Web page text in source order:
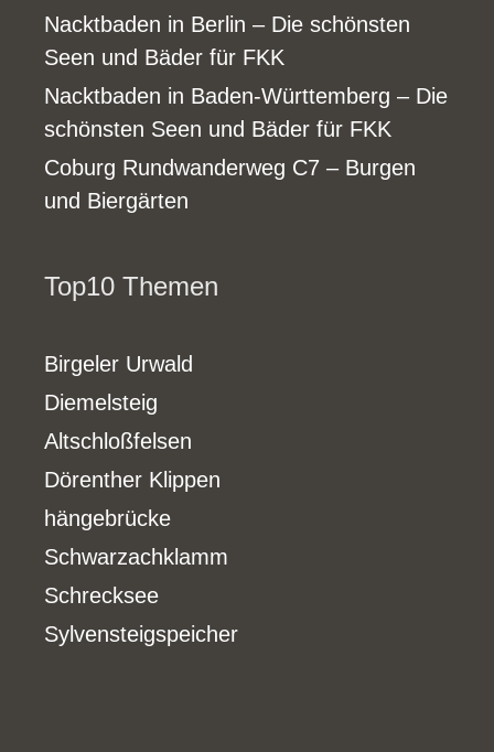
Nacktbaden in Berlin – Die schönsten
Seen und Bäder für FKK
Nacktbaden in Baden-Württemberg – Die
schönsten Seen und Bäder für FKK
Coburg Rundwanderweg C7 – Burgen
und Biergärten
Top10 Themen
Birgeler Urwald
Diemelsteig
Altschloßfelsen
Dörenther Klippen
hängebrücke
Schwarzachklamm
Schrecksee
Sylvensteigspeicher